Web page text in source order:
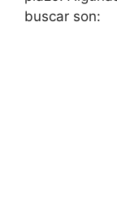
buscar son: